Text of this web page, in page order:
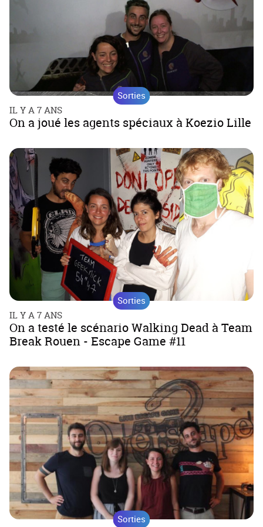
Sorties
IL Y A 7 ANS
On a joué les agents spéciaux à Koezio Lille
Sorties
IL Y A 7 ANS
On a testé le scénario Walking Dead à Team
Break Rouen - Escape Game #11
Sorties